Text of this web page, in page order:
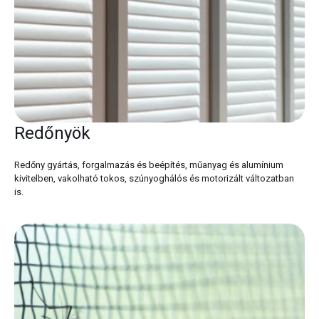
Redőnyök
Redőny gyártás, forgalmazás és beépítés, műanyag és alumínium
kivitelben, vakolható tokos, szúnyoghálós és motorizált változatban
is.